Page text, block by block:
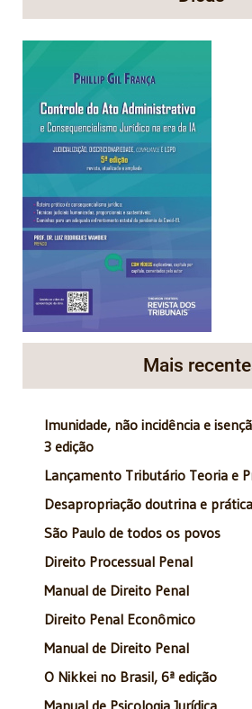
Mais
Imunidade, não incidência e
3 edição
Lançamento Tributário Teoria e
Desapropriação doutrina e
São Paulo de todos os povos
Direito Processual Penal
Manual de Direito Penal
Direito Penal Econômico
Manual de Direito Penal
O Nikkei no Brasil, 6ª edição
Manual de Psicologia Jurídica